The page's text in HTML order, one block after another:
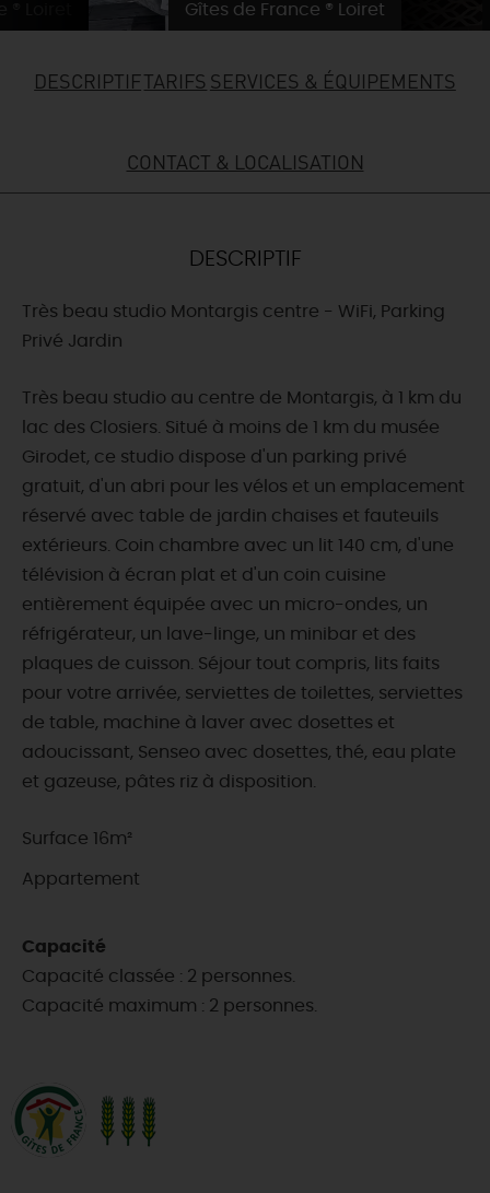
Gîtes de France ® Loiret
DESCRIPTIFTARIFS SERVICES & ÉQUIPEMENTS
CONTACT & LOCALISATION
DESCRIPTIF
Très beau studio Montargis centre - WiFi, Parking
Privé Jardin
Très beau studio au centre de Montargis, à 1 km du
lac des Closiers. Situé à moins de 1 km du musée
Girodet, ce studio dispose d'un parking privé
gratuit, d'un abri pour les vélos et un emplacement
réservé avec table de jardin chaises et fauteuils
extérieurs. Coin chambre avec un lit 140 cm, d'une
télévision à écran plat et d'un coin cuisine
entièrement équipée avec un micro-ondes, un
réfrigérateur, un lave-linge, un minibar et des
plaques de cuisson. Séjour tout compris, lits faits
pour votre arrivée, serviettes de toilettes, serviettes
de table, machine à laver avec dosettes et
adoucissant, Senseo avec dosettes, thé, eau plate
et gazeuse, pâtes riz à disposition.
Surface 16m²
Appartement
Capacité
Capacité classée : 2 personnes.
Capacité maximum : 2 personnes.